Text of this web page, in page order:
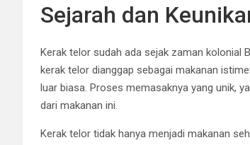
Sejarah dan
Kerak telor sudah ada sejak zaman kolonial
kerak telor dianggap sebagai makanan
luar biasa. Proses memasaknya yang unik,
dari makanan ini.
Kerak telor tidak hanya menjadi makanan